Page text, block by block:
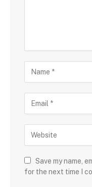
Save my name,
for the next time I